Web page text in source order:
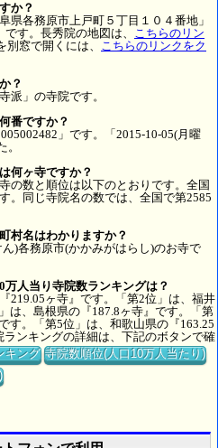
か？
県各務原市上戸町５丁目１０４番地」
す。長秀院の地図は、 こちらのリン
別窓で開くには、 こちらのリンクをク
？
派」の寺院です。
番ですか？
」です。「2015-10-05(月曜
何ヶ寺ですか？
の数と順位は以下のとおりです。全国
。同じ寺院名の数では、全国で第2585
村名はわかりますか？
)各務原市(かかみがはらし)のお寺で
万人当り寺院数ランキングは？
219.05ヶ寺』です。「第2位」は、福井
は、島根県の『187.8ヶ寺』です。「第
す。「第5位」は、和歌山県の『163.25
ンキングの詳細は、下記のボタンで確
キング 寺院数順位(人口10万人当たり)